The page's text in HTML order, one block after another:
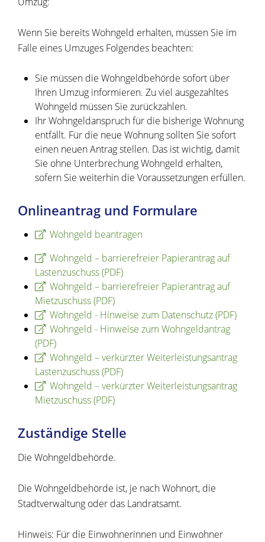
Wenn Sie bereits Wohngeld erhalten, müssen Sie im
Falle eines Umzuges Folgendes beachten:
Sie müssen die Wohngeldbehörde sofort über
Ihren Umzug informieren. Zu viel ausgezahltes
Wohngeld müssen Sie zurückzahlen.
Ihr Wohngeldanspruch für die bisherige Wohnung
entfällt. Für die neue Wohnung sollten Sie sofort
einen neuen Antrag stellen. Das ist wichtig, damit
Sie ohne Unterbrechung Wohngeld erhalten,
sofern Sie weiterhin die Voraussetzungen erfüllen.
Onlineantrag und Formulare
Wohngeld beantragen
Wohngeld – barrierefreier Papierantrag auf
Lastenzuschuss (PDF)
Wohngeld – barrierefreier Papierantrag auf
Mietzuschuss (PDF)
Wohngeld - Hinweise zum Datenschutz (PDF)
Wohngeld - Hinweise zum Wohngeldantrag
(PDF)
Wohngeld – verkürzter Weiterleistungsantrag
Lastenzuschuss (PDF)
Wohngeld – verkürzter Weiterleistungsantrag
Mietzuschuss (PDF)
Zuständige Stelle
Die Wohngeldbehörde.
Die Wohngeldbehörde ist, je nach Wohnort, die
Stadtverwaltung oder das Landratsamt.
Hinweis: Für die Einwohnerinnen und Einwohner